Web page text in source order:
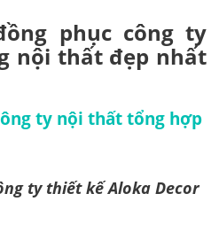
phục công ty
nội thất đẹp nhất
ty nội thất tổng hợp
ty thiết kế Aloka Decor